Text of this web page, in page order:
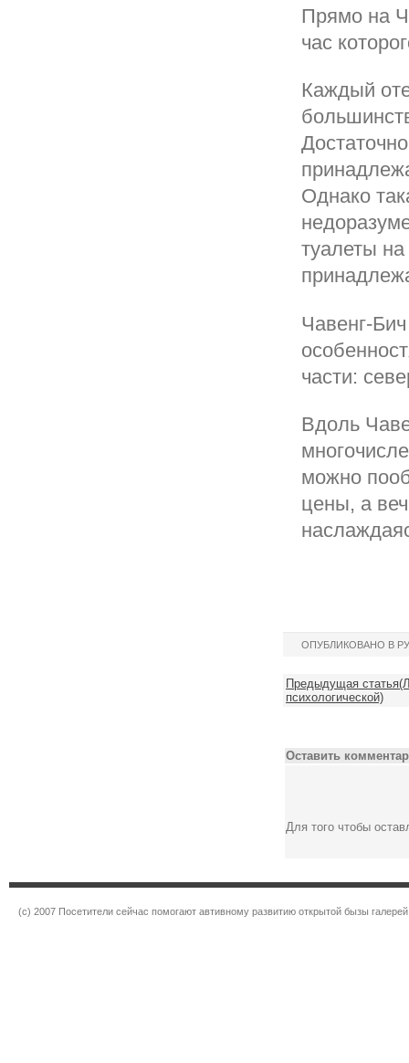
Прямо на
час
Каждый
Однако
туалеты
Чавенг-
части:
Вдоль
можно
цены, а
ОПУБЛИКОВАНО В
Предыдущая
психологической)
Оставить
Для того чтобы
(c) 2007 Посетители сейчас помогают автивному развитию открытой бызы